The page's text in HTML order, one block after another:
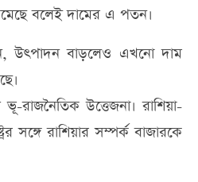
বলেই দামের এ পতন।
উৎপাদন বাড়লেও এখনো দাম
উত্তেজনা। রাশিয়া-
সঙ্গে রাশিয়ার সম্পর্ক বাজারকে